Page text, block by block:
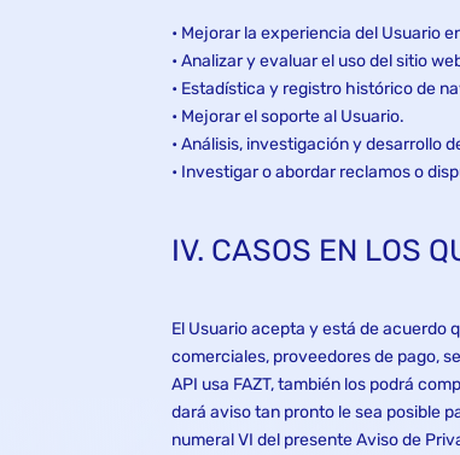
• Mejorar la experiencia del Usuario
• Analizar y evaluar el uso del sitio
• Estadística y registro histórico de
• Mejorar el soporte al Usuario.
• Análisis, investigación y desarrollo
• Investigar o abordar reclamos o
IV. CASOS EN LOS
El Usuario acepta y está de acuerdo
comerciales, proveedores de pago,
API usa FAZT, también los podrá
dará aviso tan pronto le sea posible
numeral VI del presente Aviso de